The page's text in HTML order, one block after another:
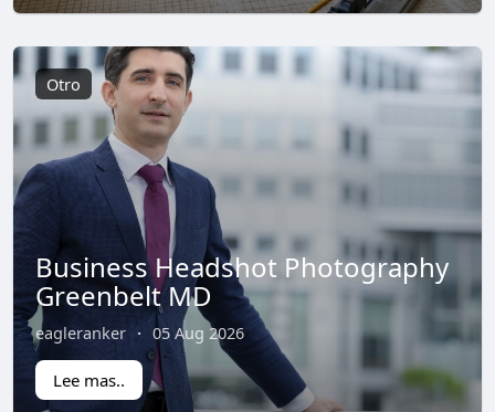
Otro
Business Headshot Photography
Greenbelt MD
eagleranker · 05 Aug 2026
Lee mas..